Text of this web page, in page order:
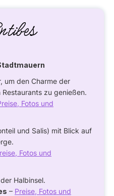
um den Charme der
zu genießen.
Fotos und
und Salis) mit Blick auf
Fotos und
Halbinsel.
– Preise, Fotos und